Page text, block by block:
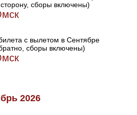
сборы включены)
с вылетом в Сентябре
сборы включены)
2026